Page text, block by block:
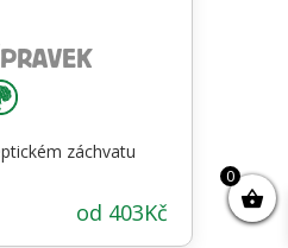
záchvatu
od 403Kč
0